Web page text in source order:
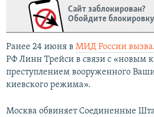
Сайт заблокирован?
Обойдите
Ранее 24 июня в МИД России
РФ Линн Трейси в связи с «новым
преступлением вооруженного
киевского режима».
Москва обвиняет Соединенные